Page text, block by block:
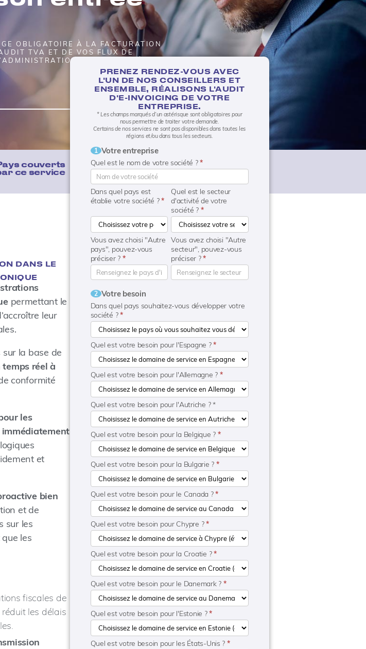
OBLIGATOIRE À LA FACTURATION
TVA ET DE VOS FLUX DE
NE LE FASSE À
couverts
ce service
DANS LE
permettant le
leur
la base de
réel à
conformité
les
et
bien
et de
sur les
les
fiscales de
réduit les délais
PRENEZ RENDEZ-VOUS AVEC
L'UN DE NOS CONSEILLERS ET
ENSEMBLE, RÉALISONS L'AUDIT
D'E-INVOICING DE VOTRE
ENTREPRISE.
* Les champs marqués d’un astérisque sont obligatoires pour
nous permettre de traiter votre demande.
Certains de nos services ne sont pas disponibles dans toutes les
régions et/ou dans tous les secteurs.
1 Votre entreprise
Quel est le nom de votre société ?*
Dans quel pays est
établie votre société ?*
Quel est le secteur
d'activité de votre
société ? *
Vous avez choisi "Autre
pays", pouvez-vous
préciser ? *
Vous avez choisi "Autre
secteur", pouvez-vous
préciser ?*
2 Votre besoin
Dans quel pays souhaitez-vous développer votre
société ?*
Quel est votre besoin pour l'Espagne ?*
Quel est votre besoin pour l'Allemagne ? *
Quel est votre besoin pour l'Autriche ? *
Quel est votre besoin pour la Belgique ? *
Quel est votre besoin pour la Bulgarie ? *
Quel est votre besoin pour le Canada ?*
Quel est votre besoin pour Chypre ?*
Quel est votre besoin pour la Croatie ?*
Quel est votre besoin pour le Danemark ? *
Quel est votre besoin pour l'Estonie ?*
Quel est votre besoin pour les États-Unis ? *